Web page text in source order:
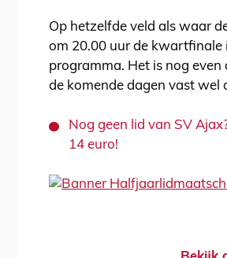
Op hetzelfde veld als waar
om 20.00 uur de kwartfinale
programma. Het is nog
de komende dagen vast wel
Nog geen lid van SV
14 euro!